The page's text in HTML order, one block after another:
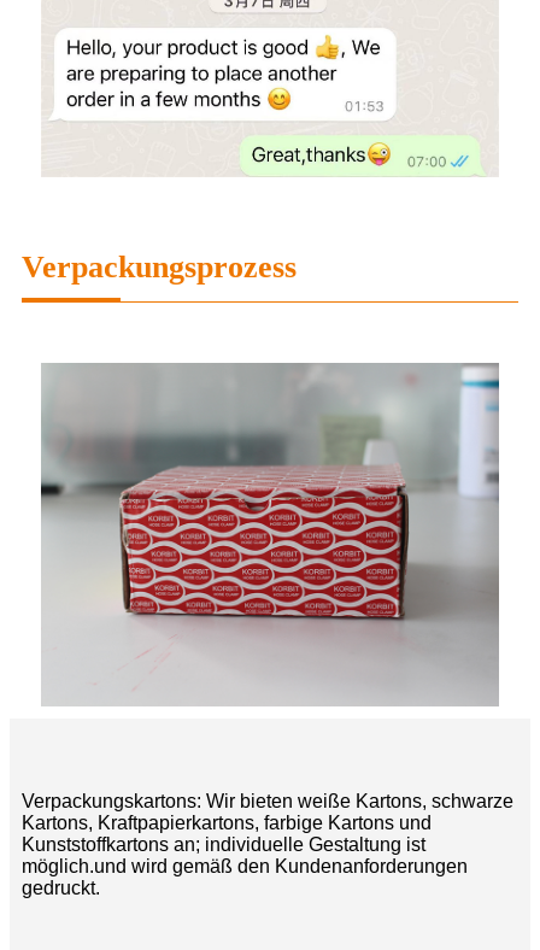
Verpackungsprozess
Verpackungskartons: Wir bieten weiße Kartons, schwarze
Kartons, Kraftpapierkartons, farbige Kartons und
Kunststoffkartons an; individuelle Gestaltung ist
möglich.und wird gemäß den Kundenanforderungen
gedruckt.